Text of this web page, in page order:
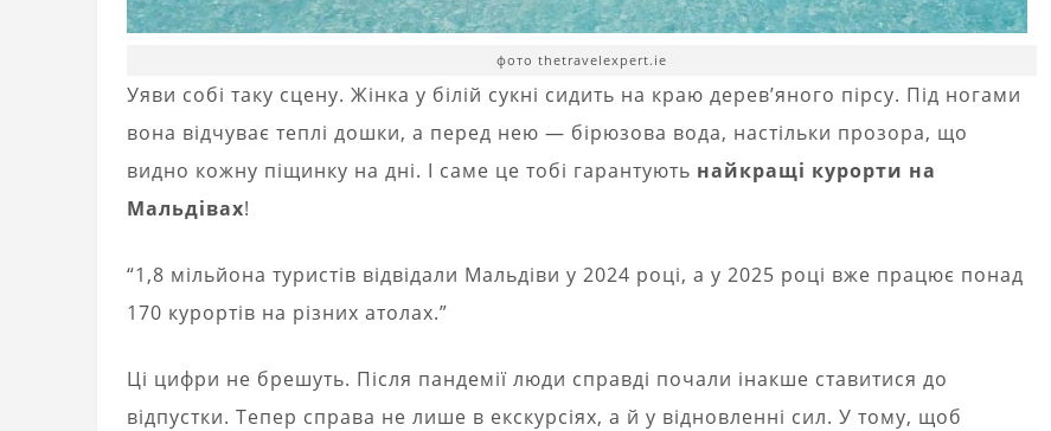
фото thetravelexpert.ie
Уяви собі таку сцену. Жінка у білій сукні сидить на краю дерев’яного пірсу. Під ногами
вона відчуває теплі дошки, а перед нею — бірюзова вода, настільки прозора, що
видно кожну піщинку на дні. І саме це тобі гарантують найкращі курорти на
Мальдівах!
“1,8 мільйона туристів відвідали Мальдіви у 2024 році, а у 2025 році вже працює понад
170 курортів на різних атолах.”
Ці цифри не брешуть. Після пандемії люди справді почали інакше ставитися до
відпустки. Тепер справа не лише в екскурсіях, а й у відновленні сил. У тому, щоб